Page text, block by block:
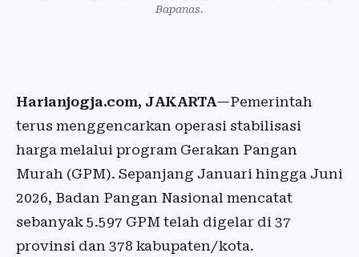
Bapanas.
Harianjogja.com, JAKARTA—Pemerintah
terus menggencarkan operasi stabilisasi
harga melalui program Gerakan Pangan
Murah (GPM). Sepanjang Januari hingga Juni
2026, Badan Pangan Nasional mencatat
sebanyak 5.597 GPM telah digelar di 37
provinsi dan 378 kabupaten/kota.